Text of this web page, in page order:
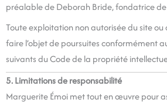
préalable de Deborah Bride, fondatrice
Toute exploitation non autorisée du site
faire l’objet de poursuites conformément
suivants du Code de la propriété
5. Limitations de responsabilité
Marguerite Émoi met tout en œuvre pour